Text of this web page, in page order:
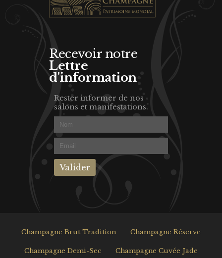
Recevoir notre
Lettre
d'information
Rester informer de nos
salons et manifestations.
Champagne Brut Tradition Champagne Réserve
Champagne Demi-Sec Champagne Cuvée Jade